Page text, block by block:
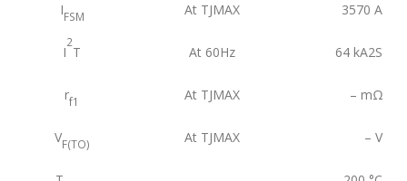
IFSM At TJMAX 3570 A
I
2
T At 60Hz 64 kA2S
rf1 At TJMAX – mΩ
VF(TO) At TJMAX – V